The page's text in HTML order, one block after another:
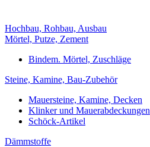
Hochbau, Rohbau, Ausbau
Mörtel, Putze, Zement
Bindem. Mörtel, Zuschläge
Steine, Kamine, Bau-Zubehör
Mauersteine, Kamine, Decken
Klinker und Mauerabdeckungen
Schöck-Artikel
Dämmstoffe